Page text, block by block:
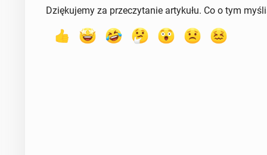
Dziękujemy za przeczytanie artykułu. Co o tym